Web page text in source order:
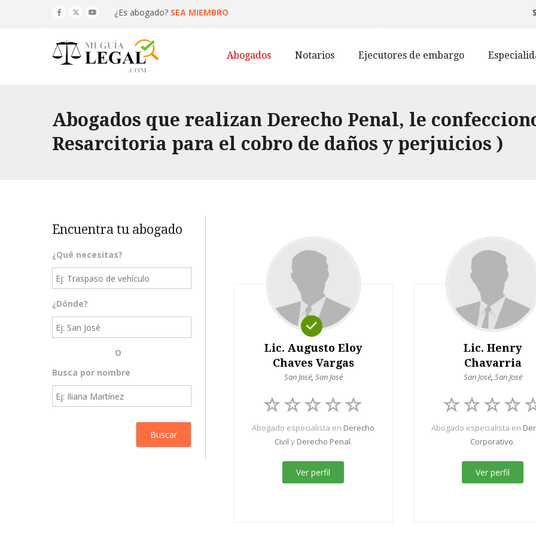
¿Es abogado? SEA MIEMBRO
Abogados Notarios Ejecutores de embargo
Abogados que realizan Derecho Penal, le
Resarcitoria para el cobro de daños y perjuicios )
Encuentra tu abogado
¿Qué necesitas?
¿Dónde?
O
Busca por nombre
Lic. Augusto Eloy
Chaves Vargas
San José, San José
Abogado especialista en Derecho
Civil y Derecho Penal.
Ver perfil
Lic. Henry
Chavarria
San José, San José
Abogado especialista en
Corporativo.
Ver perfil